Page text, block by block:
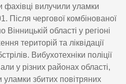
фахівці вилучили уламки
Після чергової комбінованої
Вінницькій області у регіоні
територій та ліквідації
Вибухотехніки поліції
у різних районах області,
збитих повітряних